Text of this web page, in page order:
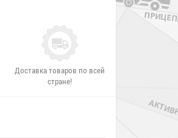
Доставка товаров по всей
стране!